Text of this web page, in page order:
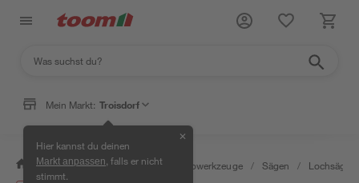
Mein Markt: Troisdorf
Hier kannst du deinen
Markt anpassen , falls er nicht
stimmt.
✕
/ Werkstatt & Maschinen / Elektrowerkzeuge / Sägen / Lochsägen